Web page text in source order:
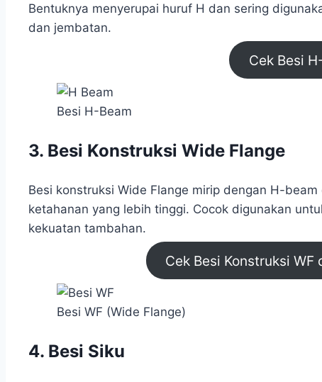
Bentuknya menyerupai huruf H dan sering
dan jembatan.
Cek Besi
Besi H-Beam
3. Besi Konstruksi Wide Flange
Besi konstruksi Wide Flange mirip dengan H-
ketahanan yang lebih tinggi. Cocok digunakan
kekuatan tambahan.
Cek Besi Konstruksi WF
Besi WF (Wide Flange)
4. Besi Siku